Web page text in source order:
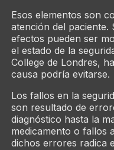
Esos elementos son
atención del paciente.
efectos pueden ser
el estado de la
College de Londres,
causa podría evitarse.
Los fallos en la
son resultado de
diagnóstico hasta la
medicamento o fallos
dichos errores radica